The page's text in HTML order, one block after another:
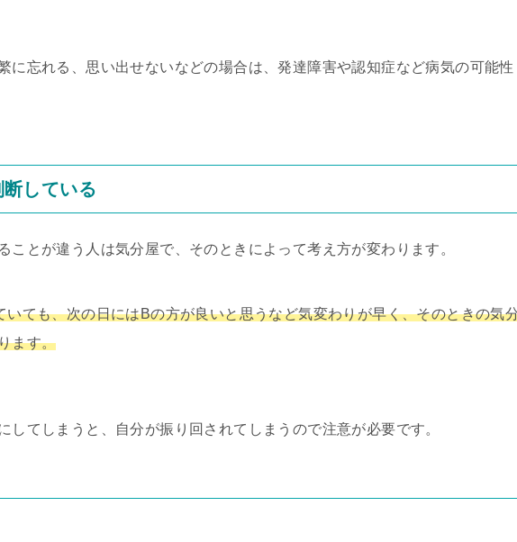
に忘れる、思い出せないなどの場合は、発達障害や認知症など病気の可能性
している
ことが違う人は気分屋で、そのときによって考え方が変わります。
いても、次の日にはBの方が良いと思うなど気変わりが早く、そのときの気
ます。
してしまうと、自分が振り回されてしまうので注意が必要です。